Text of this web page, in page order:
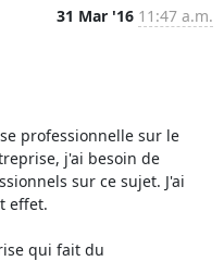
31 Mar '16 11:47 a.m.
professionnelle sur le
j'ai besoin de
sur ce sujet. J'ai
effet.
qui fait du